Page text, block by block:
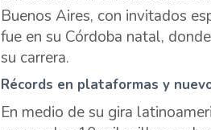
Buenos Aires, con invitados
fue en su Córdoba natal,
su carrera.
Récords en plataformas y
En medio de su gira